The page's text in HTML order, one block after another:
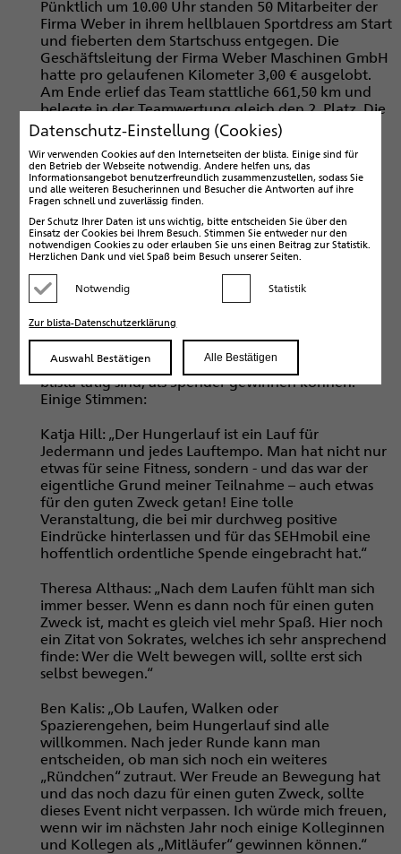
Pünktlich um 10.00 Uhr standen 50 Mitarbeiter der
Firma Weber in ihrem hellblauen Sportdress am Start
und fieberten dem Startschuss entgegen. Die
Geschäftsleitung der Firma Weber Maschinen GmbH
hatte pro ­gelaufenen Kilometer 3,00 € ausgelobt.
Am Ende erlief das Team stattliche 661,50 km und
belegte in der Teamwertung gleich den 2. Platz. Die
blista bedankt sich beim „Weber-Team“ und der
Geschäftsführung für die großartige Leistung. Wir
hoffen, dass uns ­sowohl die Firma Weber GmbH als
auch die Mitarbeiter im Jahr 2017 wieder
unterstützen werden.
Am Start war auch ein Lauf-Team der blista: Irene
Noll, Theresa Althaus, Katja Hill und Ben Kalis aus
der Verwaltung, Jan Gemmeker aus dem Internat
sowie Monica Wenz-Ramos, Markus Marte und
Bernd Wilhelm aus der RES stellten sich der
Bau-Technik, der die Laufschuhe am 18. Juni leider
nicht anziehen durfte, hatte mit Hilfe von Frau Hill
im Vorfeld viele der Handwerksfirmen, die für die
blista tätig sind, als Spender gewinnen können.
Einige Stimmen:
Katja Hill: „Der Hungerlauf ist ein Lauf für
Jedermann und jedes Lauftempo. Man hat nicht nur
etwas für seine Fitness, sondern - und das war der
eigentliche Grund meiner Teilnahme – auch etwas
für den guten Zweck getan! Eine tolle
Veranstaltung, die bei mir durchweg positive
Eindrücke hinterlassen und für das SEHmobil eine
hoffentlich ordentliche Spende eingebracht hat.“
Theresa Althaus: „Nach dem Laufen fühlt man sich
immer besser. Wenn es dann noch für einen guten
Zweck ist, macht es gleich viel mehr Spaß. Hier noch
ein Zitat von Sokrates, welches ich sehr ansprechend
finde: Wer die Welt bewegen will, sollte erst sich
selbst bewegen.“
Ben Kalis: „Ob Laufen, Walken oder
Spazierengehen, beim Hungerlauf sind alle
willkommen. Nach jeder Runde kann man
entscheiden, ob man sich noch ein weiteres
„Ründchen“ zutraut. Wer Freude an Bewegung hat
und das noch dazu für einen guten Zweck, sollte
dieses Event nicht verpassen. Ich würde mich freuen,
wenn wir im nächsten Jahr noch einige Kolleginnen
und Kollegen als „Mitläufer“ gewinnen können.“
Datenschutz-Einstellung (Cookies)
Wir verwenden Cookies auf den Internetseiten der blista. Einige sind für
den Betrieb der Webseite notwendig. Andere helfen uns, das
Informationsangebot benutzerfreundlich zusammenzustellen, sodass Sie
und alle weiteren Besucherinnen und Besucher die Antworten auf ihre
Fragen schnell und zuverlässig finden.
Der Schutz Ihrer Daten ist uns wichtig, bitte entscheiden Sie über den
Einsatz der Cookies bei Ihrem Besuch. Stimmen Sie entweder nur den
notwendigen Cookies zu oder erlauben Sie uns einen Beitrag zur Statistik.
Herzlichen Dank und viel Spaß beim Besuch unserer Seiten.
Notwendig Statistik
Zur blista-Datenschutzerklärung
Auswahl Bestätigen Alle Bestätigen